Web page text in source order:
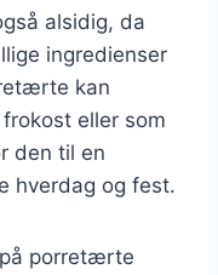
alsidig, da
ingredienser
kan
eller som
den til en
hverdag og fest.
porretærte